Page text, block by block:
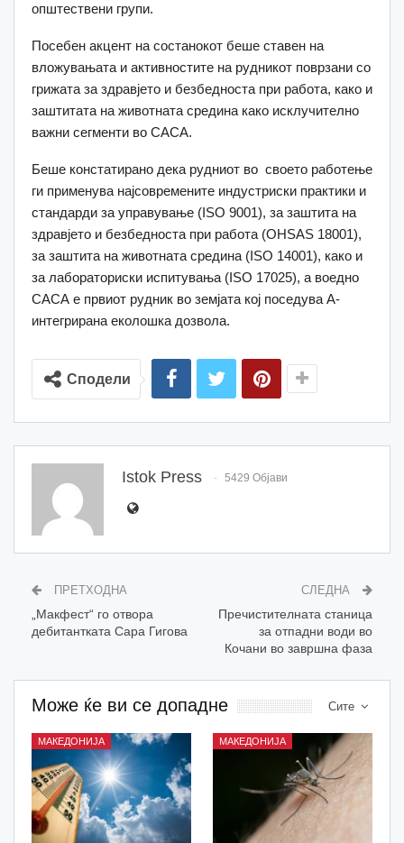
општествени групи.
Посебен акцент на состанокот беше ставен на
вложувањата и активностите на рудникот поврзани со
грижата за здравјето и безбедноста при работа, како и
заштитата на животната средина како исклучително
важни сегменти во САСА.
Беше констатирано дека рудниот во своето работење
ги применува најсовремените индустриски практики и
стандарди за управување (ISO 9001), за заштита на
здравјето и безбедноста при работа (OHSAS 18001),
за заштита на животната средина (ISO 14001), како и
за лабораториски испитувања (ISO 17025), а воедно
САСА е првиот рудник во земјата кој поседува A-
интегрирана еколошка дозвола.
Сподели
Istok Press 5429 Објави
ПРЕТХОДНА
„Макфест“ го отвора
дебитантката Сара Гигова
СЛЕДНА
Пречистителната станица
за отпадни води во
Кочани во завршна фаза
Сите
Може ќе ви се допадне
МАКЕДОНИЈА МАКЕДОНИЈА